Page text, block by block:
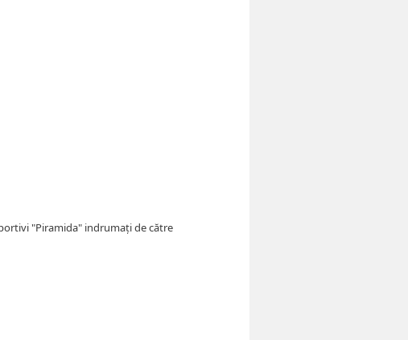
"Piramida" indrumați de către